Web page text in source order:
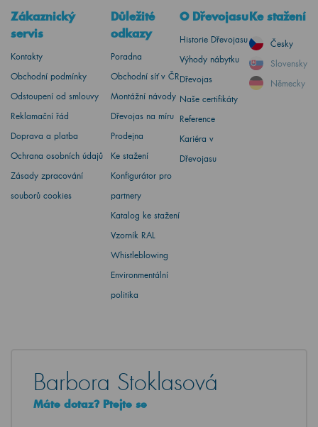
Zákaznický
servis
Kontakty
Obchodní podmínky
Odstoupení od smlouvy
Reklamační řád
Doprava a platba
Ochrana osobních údajů
Zásady zpracování
souborů cookies
Důležité
odkazy
Poradna
Obchodní síť v ČR
Montážní návody
Dřevojas na míru
Prodejna
Ke stažení
Konfigurátor pro
partnery
Katalog ke stažení
Vzorník RAL
Whistleblowing
Environmentální
politika
O Dřevojasu
Historie Dřevojasu
Výhody nábytku
Dřevojas
Naše certifikáty
Reference
Kariéra v
Dřevojasu
Ke stažení
Česky
Slovensky
Německy
Barbora Stoklasová
Máte dotaz? Ptejte se